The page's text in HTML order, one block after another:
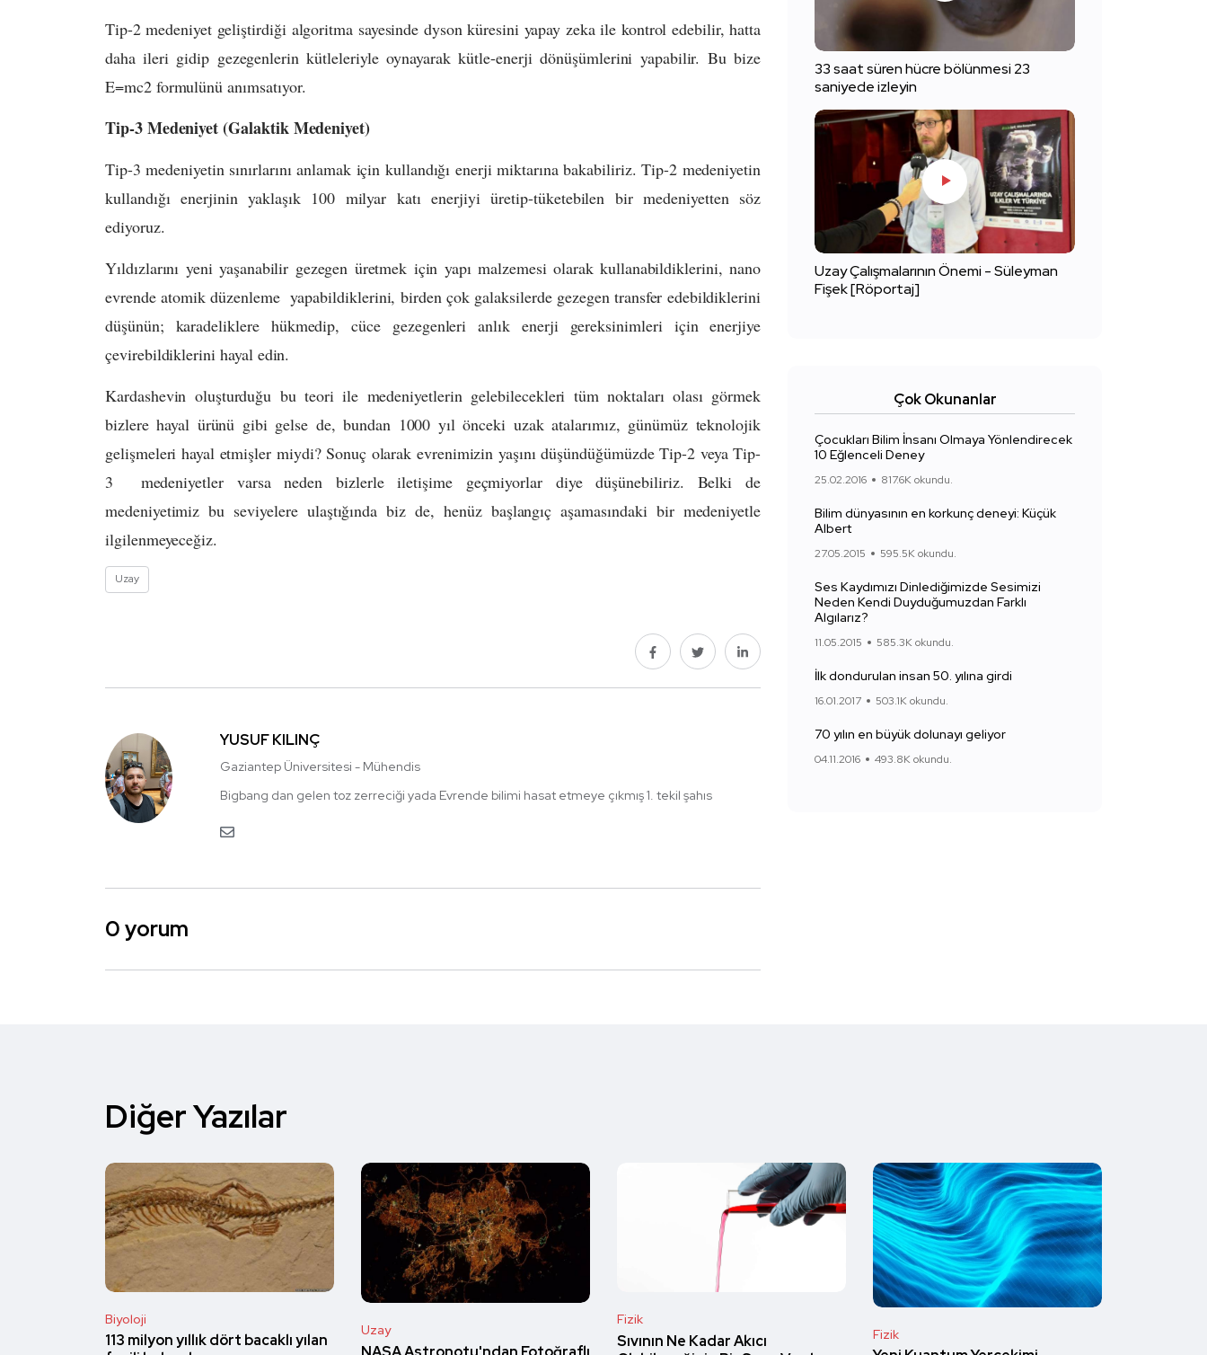
Tip-2 medeniyet geliştirdiği algoritma sayesinde dyson küresini yapay zeka ile kontrol edebilir, hatta
daha ileri gidip gezegenlerin kütleleriyle oynayarak kütle-enerji dönüşümlerini yapabilir. Bu bize
E=mc2 formulünü anımsatıyor.
Tip-3 Medeniyet (Galaktik Medeniyet)
Tip-3 medeniyetin sınırlarını anlamak için kullandığı enerji miktarına bakabiliriz. Tip-2 medeniyetin
kullandığı enerjinin yaklaşık 100 milyar katı enerjiyi üretip-tüketebilen bir medeniyetten söz
ediyoruz.
Yıldızlarını yeni yaşanabilir gezegen üretmek için yapı malzemesi olarak kullanabildiklerini, nano
evrende atomik düzenleme yapabildiklerini, birden çok galaksilerde gezegen transfer edebildiklerini
düşünün; karadeliklere hükmedip, cüce gezegenleri anlık enerji gereksinimleri için enerjiye
çevirebildiklerini hayal edin.
Kardashevin oluşturduğu bu teori ile medeniyetlerin gelebilecekleri tüm noktaları olası görmek
bizlere hayal ürünü gibi gelse de, bundan 1000 yıl önceki uzak atalarımız, günümüz teknolojik
gelişmeleri hayal etmişler miydi? Sonuç olarak evrenimizin yaşını düşündüğümüzde Tip-2 veya Tip-
3 medeniyetler varsa neden bizlerle iletişime geçmiyorlar diye düşünebiliriz. Belki de
medeniyetimiz bu seviyelere ulaştığında biz de, henüz başlangıç aşamasındaki bir medeniyetle
ilgilenmeyeceğiz.
Uzay
YUSUF KILINÇ
Gaziantep Üniversitesi - Mühendis
Bigbang dan gelen toz zerreciği yada Evrende bilimi hasat etmeye çıkmış 1. tekil şahıs
0 yorum
33 saat süren hücre bölünmesi 23
saniyede izleyin
Uzay Çalışmalarının Önemi - Süleyman
Fişek [Röportaj]
Çok Okunanlar
Çocukları Bilim İnsanı Olmaya Yönlendirecek
10 Eğlenceli Deney
25.02.2016 817.6K okundu.
Bilim dünyasının en korkunç deneyi: Küçük
Albert
27.05.2015 595.5K okundu.
Ses Kaydımızı Dinlediğimizde Sesimizi
Neden Kendi Duyduğumuzdan Farklı
Algılarız?
11.05.2015 585.3K okundu.
İlk dondurulan insan 50. yılına girdi
16.01.2017 503.1K okundu.
70 yılın en büyük dolunayı geliyor
04.11.2016 493.8K okundu.
Diğer Yazılar
Biyoloji
113 milyon yıllık dört bacaklı yılan
Uzay
Fizik
Sıvının Ne Kadar Akıcı
Fizik